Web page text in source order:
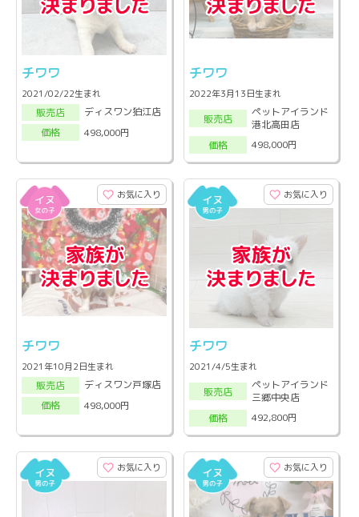
チワワ
2021/02/22生まれ
販売店
ディスワン狛江店
価格
498,000円
チワワ
2022年3月13日生まれ
販売店
ペットアイランド
港北高田店
価格
498,000円
お気に入り
チワワ
2021年10月2日生まれ
販売店
ディスワン戸塚店
価格
498,000円
お気に入り
チワワ
2021/4/5生まれ
販売店
ペットアイランド
三郷中央店
価格
492,800円
お気に入り お気に入り